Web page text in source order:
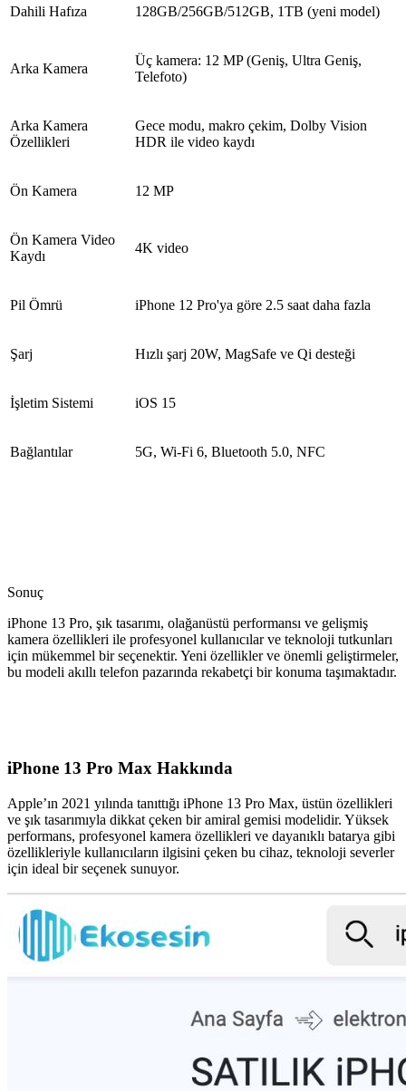
Dahili Hafıza 128GB/256GB/512GB, 1TB (yeni model)
Arka Kamera
Üç kamera: 12 MP (Geniş, Ultra Geniş,
Telefoto)
Arka Kamera
Özellikleri
Gece modu, makro çekim, Dolby Vision
HDR ile video kaydı
Ön Kamera 12 MP
Ön Kamera Video
Kaydı
4K video
Pil Ömrü iPhone 12 Pro'ya göre 2.5 saat daha fazla
Şarj Hızlı şarj 20W, MagSafe ve Qi desteği
İşletim Sistemi iOS 15
Bağlantılar 5G, Wi-Fi 6, Bluetooth 5.0, NFC
Sonuç
iPhone 13 Pro, şık tasarımı, olağanüstü performansı ve gelişmiş
kamera özellikleri ile profesyonel kullanıcılar ve teknoloji tutkunları
için mükemmel bir seçenektir. Yeni özellikler ve önemli geliştirmeler,
bu modeli akıllı telefon pazarında rekabetçi bir konuma taşımaktadır.
iPhone 13 Pro Max Hakkında
Apple’ın 2021 yılında tanıttığı iPhone 13 Pro Max, üstün özellikleri
ve şık tasarımıyla dikkat çeken bir amiral gemisi modelidir. Yüksek
performans, profesyonel kamera özellikleri ve dayanıklı batarya gibi
özellikleriyle kullanıcıların ilgisini çeken bu cihaz, teknoloji severler
için ideal bir seçenek sunuyor.